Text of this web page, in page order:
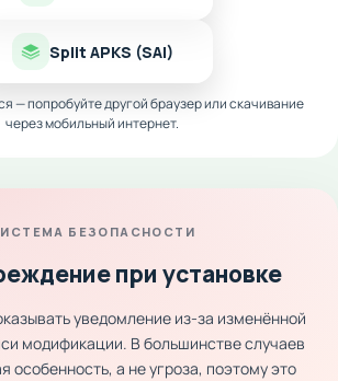
Split APKS (SAI)
— попробуйте другой браузер или скачивание
через мобильный интернет.
БЕЗОПАСНОСТИ
при установке
уведомление из-за изменённой
модификации. В большинстве случаев
особенность, а не угроза, поэтому это